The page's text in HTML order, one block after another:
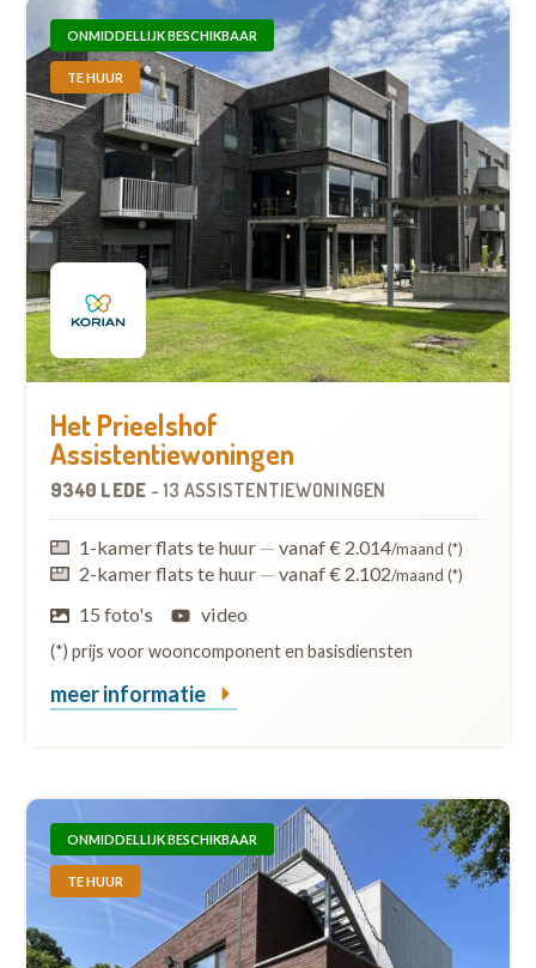
ONMIDDELLIJK BESCHIKBAAR
TE HUUR
Het Prieelshof
Assistentiewoningen
9340 LEDE - 13 ASSISTENTIEWONINGEN
1-kamer flats te huur — vanaf € 2.014/maand (*)
2-kamer flats te huur — vanaf € 2.102/maand (*)
15 foto's video
(*) prijs voor wooncomponent en basisdiensten
meer informatie
ONMIDDELLIJK BESCHIKBAAR
TE HUUR